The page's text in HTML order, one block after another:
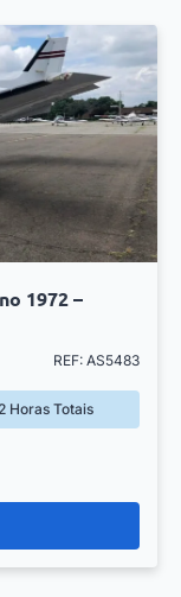
1972 –
REF: AS5483
Horas Totais